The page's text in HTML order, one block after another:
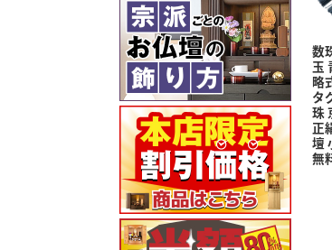
数
玉
略
タ
珠
正
壇
無